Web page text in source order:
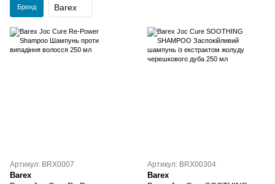
Бренд Barex
Артикул: BRX0007
Barex
Артикул: BRX00304
Barex